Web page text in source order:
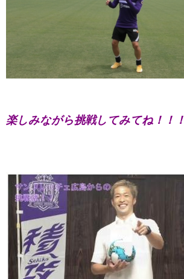
楽しみながら挑戦してみてね！！！